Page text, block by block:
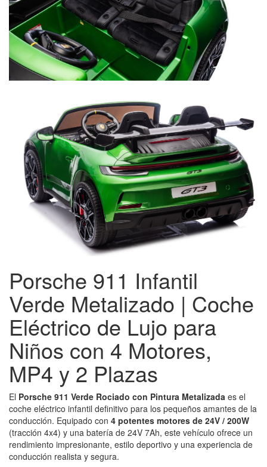
Porsche 911 Infantil
Verde Metalizado | Coche
Eléctrico de Lujo para
Niños con 4 Motores,
MP4 y 2 Plazas
El Porsche 911 Verde Rociado con Pintura Metalizada es el
coche eléctrico infantil definitivo para los pequeños amantes de la
conducción. Equipado con 4 potentes motores de 24V / 200W
(tracción 4x4) y una batería de 24V 7Ah, este vehículo ofrece un
rendimiento impresionante, estilo deportivo y una experiencia de
conducción realista y segura.